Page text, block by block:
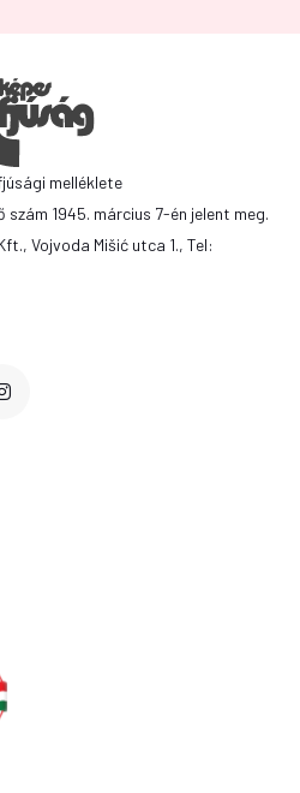
melléklete
szám 1945. március 7-én jelent meg.
Vojvoda Mišić utca 1., Tel: